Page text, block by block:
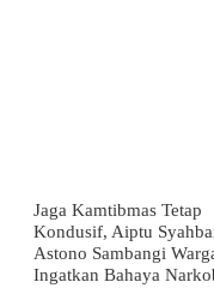
Jaga Kamtibmas Tetap
Kondusif, Aiptu
Astono Sambangi
Ingatkan Bahaya